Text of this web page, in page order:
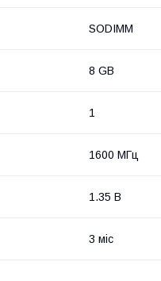
SODIMM
8 GB
1
1600 МГц
1.35 В
3 міс